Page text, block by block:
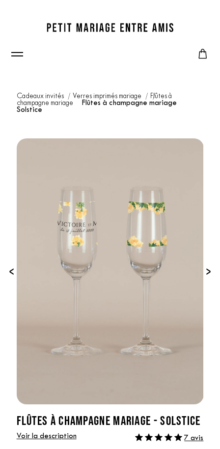
Cadeaux invités Verres imprimés mariage
Flûtes à
champagne mariage
Flûtes à champagne mariage
Solstice
‹ ›
FLÛTES À CHAMPAGNE MARIAGE - SOLSTICE
Voir la description 7 avis